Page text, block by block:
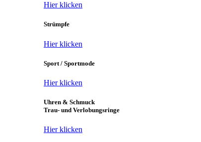
Hier klicken
Strümpfe
Hier klicken
Sport / Sportmode
Hier klicken
Uhren & Schmuck
Trau- und Verlobungsringe
Hier klicken